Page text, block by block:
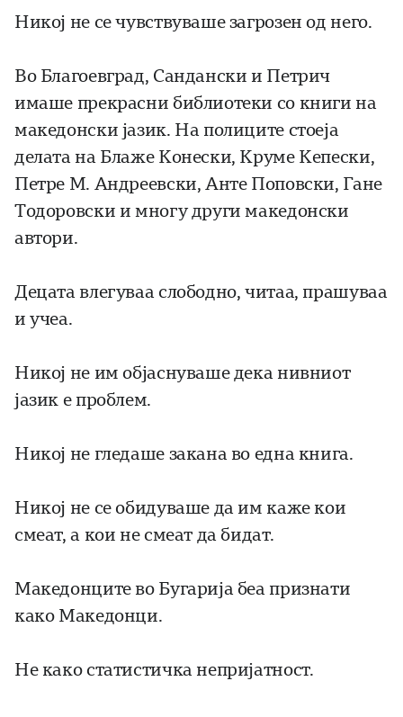
Никој не се чувствуваше загрозен од него.
Во Благоевград, Сандански и Петрич
имаше прекрасни библиотеки со книги на
македонски јазик. На полиците стоеја
делата на Блаже Конески, Круме Кепески,
Петре М. Андреевски, Анте Поповски, Гане
Тодоровски и многу други македонски
автори.
Децата влегуваа слободно, читаа, прашуваа
и учеа.
Никој не им објаснуваше дека нивниот
јазик е проблем.
Никој не гледаше закана во една книга.
Никој не се обидуваше да им каже кои
смеат, а кои не смеат да бидат.
Македонците во Бугарија беа признати
како Македонци.
Не како статистичка непријатност.